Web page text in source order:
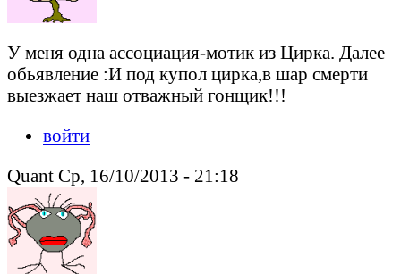
У меня одна ассоциация-мотик из Цирка. Далее
обьявление :И под купол цирка,в шар смерти
выезжает наш отважный гонщик!!!
войти
Quant Ср, 16/10/2013 - 21:18